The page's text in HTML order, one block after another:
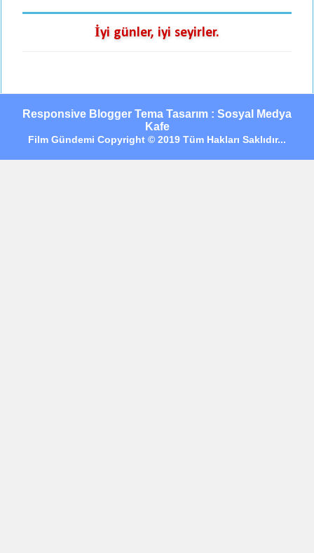
İyi günler, iyi seyirler.
Responsive Blogger Tema Tasarım : Sosyal Medya
Kafe
Film Gündemi Copyright © 2019 Tüm Hakları Saklıdır...